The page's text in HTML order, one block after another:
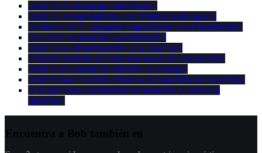
¿Qué es el «desapego emocional»?
¿Qué es «congelamiento» en términos polivagales?
¿Cómo se ve el «apagado vagal dorsal» en el matrimonio?
¿Su cierre es protector o permanente?
¿Qué es la «desactivación» y la causé yo?
¿Pueden reabrirse las vías neuronales de vinculación?
¿Qué es el «trauma de traición» y lo tengo?
¿Qué le hace el estrés crónico a su capacidad de conexión?
¿Por qué estoy entumecido un momento y furioso al
siguiente?